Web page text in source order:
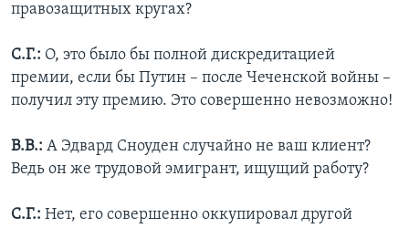
правозащитных кругах?
С.Г.: О, это было бы полной дискредитацией
премии, если бы Путин – после Чеченской войны –
получил эту премию. Это совершенно невозможно!
В.В.: А Эдвард Сноуден случайно не ваш клиент?
Ведь он же трудовой эмигрант, ищущий работу?
С.Г.: Нет, его совершенно оккупировал другой